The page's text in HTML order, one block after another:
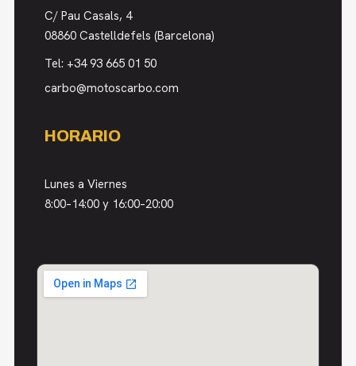
C/ Pau Casals, 4
08860 Castelldefels (Barcelona)
Tel: +34 93 665 01 50
carbo@motoscarbo.com
HORARIO
Lunes a Viernes
8:00–14:00 y 16:00–20:00